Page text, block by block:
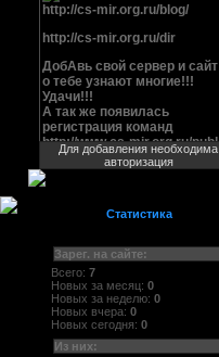
Для добавления необходима
авторизация
Статистика
Зарег. на сайте:
Всего: 7
Новых за месяц: 0
Новых за неделю: 0
Новых вчера: 0
Новых сегодня: 0
Из них: